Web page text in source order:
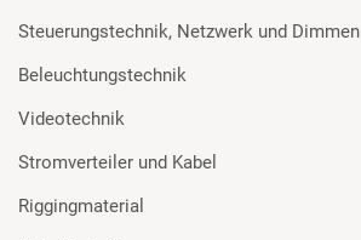
Steuerungstechnik, Netzwerk und Dimmen
Beleuchtungstechnik
Videotechnik
Stromverteiler und Kabel
Riggingmaterial